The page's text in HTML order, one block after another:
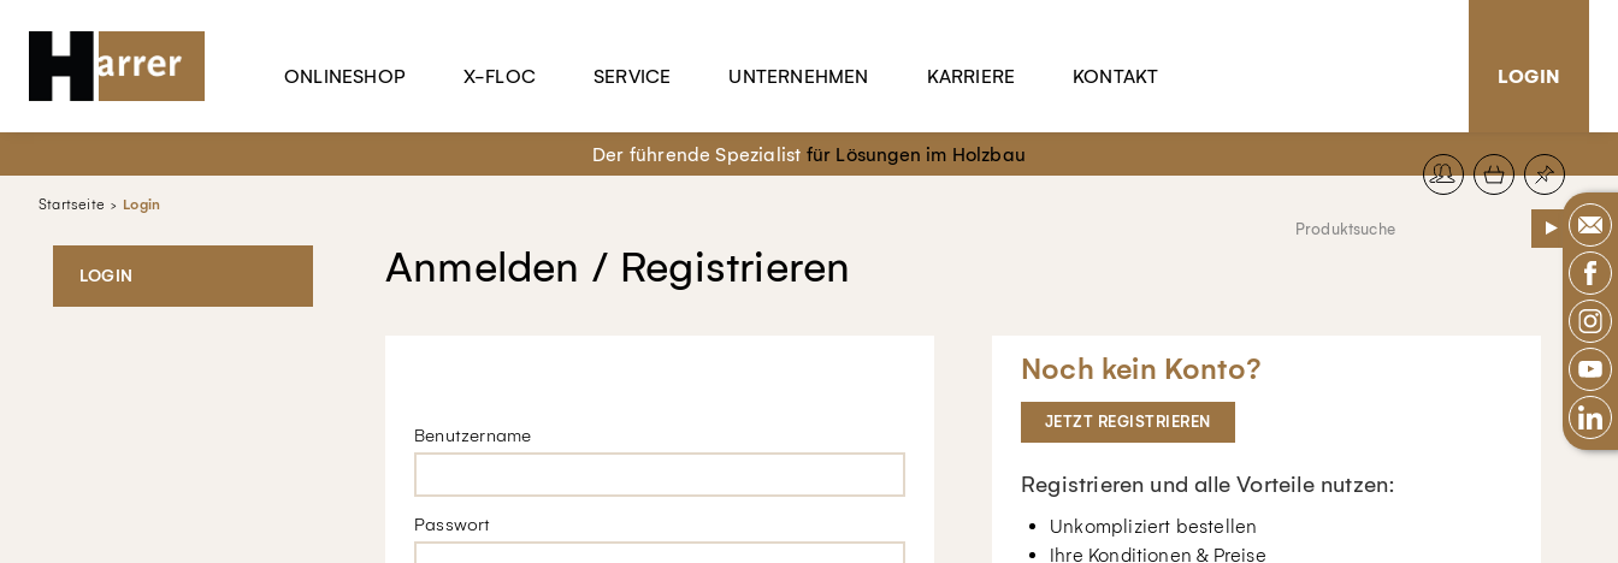
ONLINESHOP X-FLOC SERVICE UNTERNEHMEN KARRIERE KONTAKT LOGIN
Der führende Spezialist für Lösungen im Holzbau
Startseite Login
LOGIN Anmelden / Registrieren
Benutzername
Passwort
Noch kein Konto?
JETZT REGISTRIEREN
Registrieren und alle Vorteile nutzen:
Unkompliziert bestellen
Ihre Konditionen & Preise